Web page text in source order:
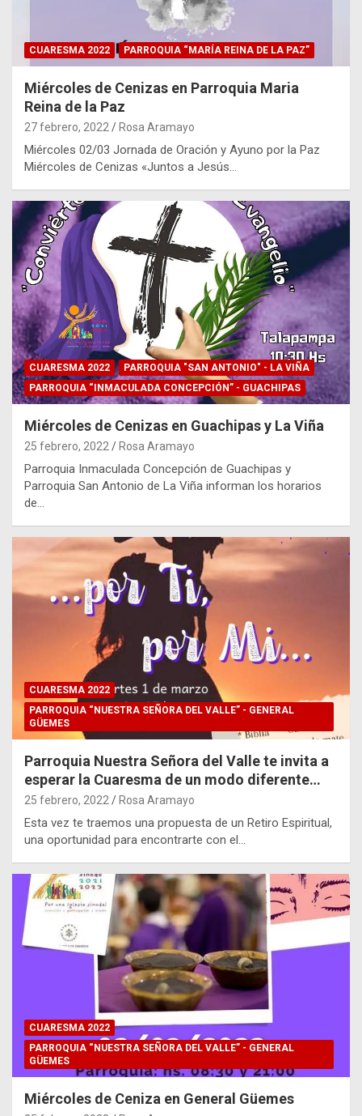
CUARESMA 2022 PARROQUIA “MARÍA REINA DE LA PAZ”
Miércoles de Cenizas en Parroquia Maria
Reina de la Paz
27 febrero, 2022 Rosa Aramayo
Miércoles 02/03 Jornada de Oración y Ayuno por la Paz
Miércoles de Cenizas «Juntos a Jesús…
CUARESMA 2022
PARROQUIA "SAN ANTONIO" - LA VIÑA
PARROQUIA “INMACULADA CONCEPCIÓN” - GUACHIPAS
Miércoles de Cenizas en Guachipas y La Viña
25 febrero, 2022 Rosa Aramayo
Parroquia Inmaculada Concepción de Guachipas y
Parroquia San Antonio de La Viña informan los horarios
de…
CUARESMA 2022
PARROQUIA “NUESTRA SEÑORA DEL VALLE” - GENERAL
GÜEMES
Parroquia Nuestra Señora del Valle te invita a
esperar la Cuaresma de un modo diferente…
25 febrero, 2022 Rosa Aramayo
Esta vez te traemos una propuesta de un Retiro Espiritual,
una oportunidad para encontrarte con el…
CUARESMA 2022
PARROQUIA “NUESTRA SEÑORA DEL VALLE” - GENERAL
GÜEMES
Miércoles de Ceniza en General Güemes